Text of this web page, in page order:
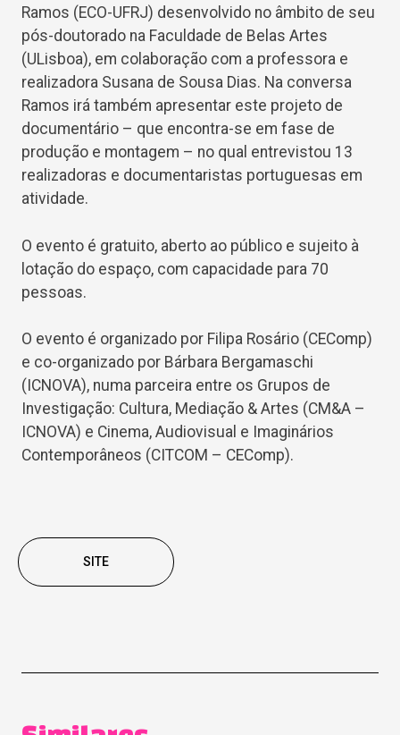
Ramos (ECO-UFRJ) desenvolvido no âmbito de seu
pós-doutorado na Faculdade de Belas Artes
(ULisboa), em colaboração com a professora e
realizadora Susana de Sousa Dias. Na conversa
Ramos irá também apresentar este projeto de
documentário – que encontra-se em fase de
produção e montagem – no qual entrevistou 13
realizadoras e documentaristas portuguesas em
atividade.
O evento é gratuito, aberto ao público e sujeito à
lotação do espaço, com capacidade para 70
pessoas.
O evento é organizado por Filipa Rosário (CEComp)
e co-organizado por Bárbara Bergamaschi
(ICNOVA), numa parceira entre os Grupos de
Investigação: Cultura, Mediação & Artes (CM&A –
ICNOVA) e Cinema, Audiovisual e Imaginários
Contemporâneos (CITCOM – CEComp).
SITE